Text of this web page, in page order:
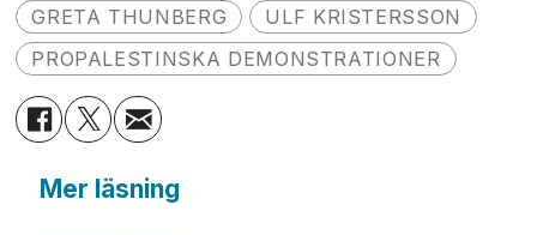
GRETA THUNBERG
ULF KRISTERSSON
PROPALESTINSKA DEMONSTRATIONER
Mer läsning